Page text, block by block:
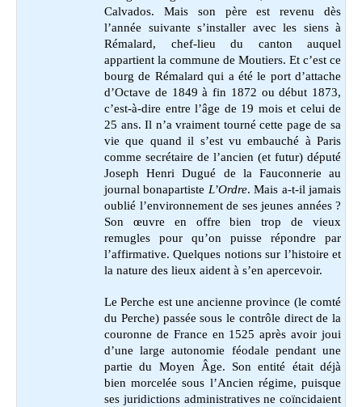
Calvados. Mais son père est revenu dès
l’année suivante s’installer avec les siens à
Rémalard, chef-lieu du canton auquel
appartient la commune de Moutiers. Et c’est ce
bourg de Rémalard qui a été le port d’attache
d’Octave de 1849 à fin 1872 ou début 1873,
c’est-à-dire entre l’âge de 19 mois et celui de
25 ans. Il n’a vraiment tourné cette page de sa
vie que quand il s’est vu embauché à Paris
comme secrétaire de l’ancien (et futur) député
Joseph Henri Dugué de la Fauconnerie au
journal bonapartiste L’Ordre. Mais a-t-il jamais
oublié l’environnement de ses jeunes années ?
Son œuvre en offre bien trop de vieux
remugles pour qu’on puisse répondre par
l’affirmative. Quelques notions sur l’histoire et
la nature des lieux aident à s’en apercevoir.
Le Perche est une ancienne province (le comté
du Perche) passée sous le contrôle direct de la
couronne de France en 1525 après avoir joui
d’une large autonomie féodale pendant une
partie du Moyen Âge. Son entité était déjà
bien morcelée sous l’Ancien régime, puisque
ses juridictions administratives ne coïncidaient